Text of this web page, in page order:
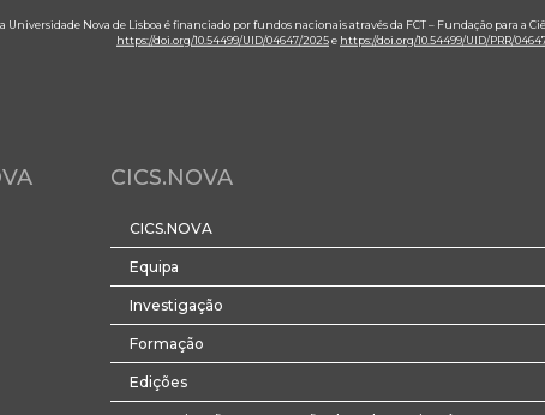
Nova de Lisboa é financiado por fundos nacionais através da FCT – Fundação para a
https://doi.org/10.54499/UID/04647/2025e https://doi.org/10.54499/UID/PRR/
CICS.NOVA
CICS.NOVA
Equipa
Investigação
Formação
Edições